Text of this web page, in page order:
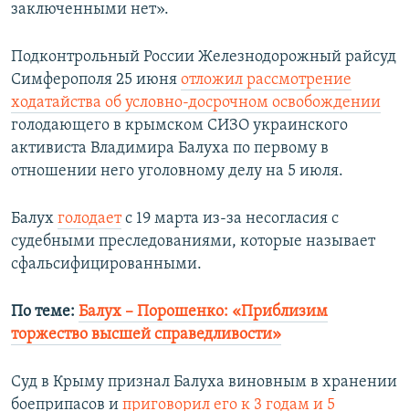
заключенными нет».
Подконтрольный России Железнодорожный райсуд
Симферополя 25 июня отложил рассмотрение
ходатайства об условно-досрочном освобождении
голодающего в крымском СИЗО украинского
активиста Владимира Балуха по первому в
отношении него уголовному делу на 5 июля.
Балух голодаетс 19 марта из-за несогласия с
судебными преследованиями, которые называет
сфальсифицированными.
По теме: Балух – Порошенко: «Приблизим
торжество высшей справедливости»
Суд в Крыму признал Балуха виновным в хранении
боеприпасов и приговорил его к 3 годам и 5